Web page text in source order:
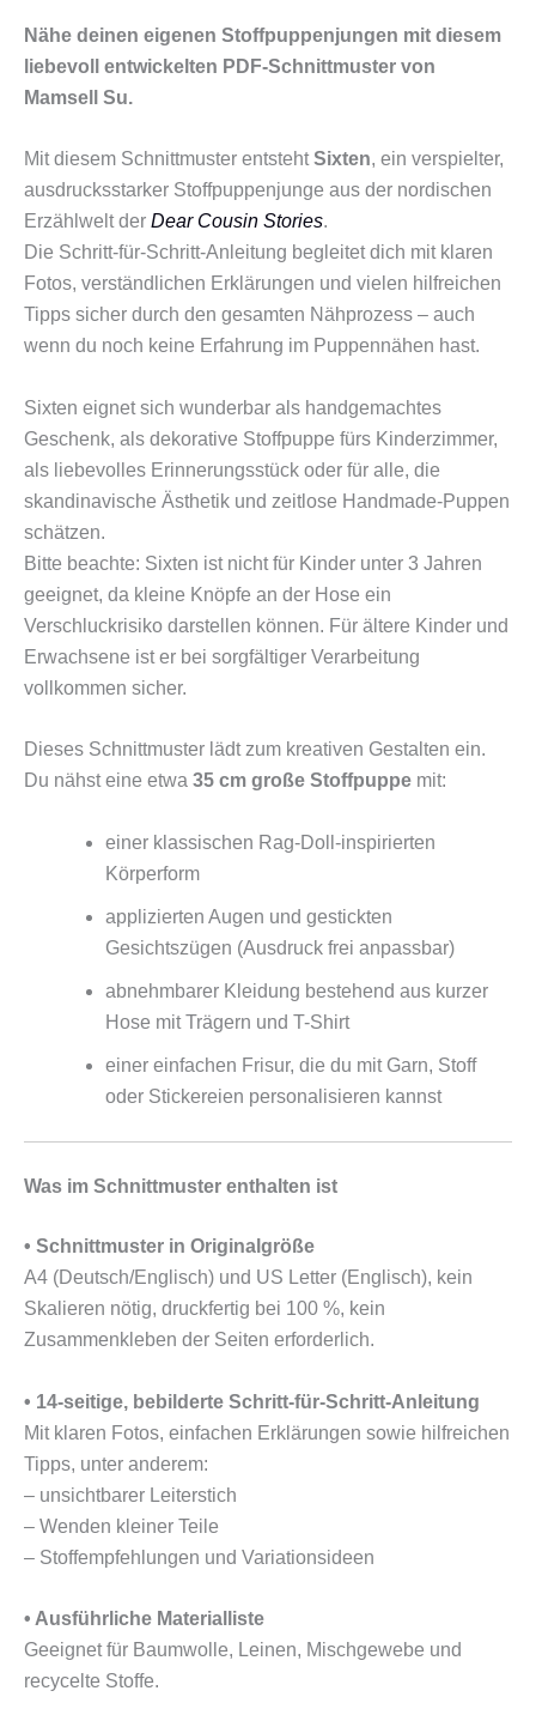
Nähe deinen eigenen Stoffpuppenjungen mit diesem
liebevoll entwickelten PDF-Schnittmuster von
Mamsell Su.
Mit diesem Schnittmuster entstehtSixten, ein verspielter,
ausdrucksstarker Stoffpuppenjunge aus der nordischen
Erzählwelt der Dear Cousin Stories.
Die Schritt-für-Schritt-Anleitung begleitet dich mit klaren
Fotos, verständlichen Erklärungen und vielen hilfreichen
Tipps sicher durch den gesamten Nähprozess – auch
wenn du noch keine Erfahrung im Puppennähen hast.
Sixten eignet sich wunderbar als handgemachtes
Geschenk, als dekorative Stoffpuppe fürs Kinderzimmer,
als liebevolles Erinnerungsstück oder für alle, die
skandinavische Ästhetik und zeitlose Handmade-Puppen
schätzen.
Bitte beachte: Sixten ist nicht für Kinder unter 3 Jahren
geeignet, da kleine Knöpfe an der Hose ein
Verschluckrisiko darstellen können. Für ältere Kinder und
Erwachsene ist er bei sorgfältiger Verarbeitung
vollkommen sicher.
Dieses Schnittmuster lädt zum kreativen Gestalten ein.
Du nähst eine etwa 35 cm große Stoffpuppe mit:
einer klassischen Rag-Doll-inspirierten
Körperform
applizierten Augen und gestickten
Gesichtszügen (Ausdruck frei anpassbar)
abnehmbarer Kleidung bestehend aus kurzer
Hose mit Trägern und T-Shirt
einer einfachen Frisur, die du mit Garn, Stoff
oder Stickereien personalisieren kannst
Was im Schnittmuster enthalten ist
• Schnittmuster in Originalgröße
A4 (Deutsch/Englisch) und US Letter (Englisch), kein
Skalieren nötig, druckfertig bei 100 %, kein
Zusammenkleben der Seiten erforderlich.
• 14-seitige, bebilderte Schritt-für-Schritt-Anleitung
Mit klaren Fotos, einfachen Erklärungen sowie hilfreichen
Tipps, unter anderem:
– unsichtbarer Leiterstich
– Wenden kleiner Teile
– Stoffempfehlungen und Variationsideen
• Ausführliche Materialliste
Geeignet für Baumwolle, Leinen, Mischgewebe und
recycelte Stoffe.